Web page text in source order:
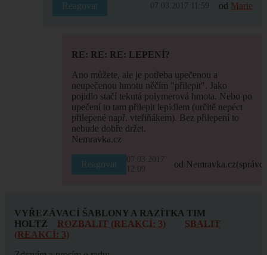
Reagovat 07.03.2017 11:59 od Marie
RE: RE: RE: LEPENÍ?
Ano můžete, ale je potřeba upečenou a
neupečenou hmotu něčím "přilepit". Jako
pojidlo stačí tekutá polymerová hmota. Nebo po
upečení to tam přilepit lepidlem (určitě nepéct
přilepené např. vteřiňákem). Bez přilepení to
nebude dobře držet.
Nemravka.cz
Reagovat
07.03.2017
12:09
od Nemravka.cz
VYŘEZÁVACÍ ŠABLONY A RAZÍTKA TIM
HOLTZ
ROZBALIT (REAKCÍ: 3)
SBALIT
(REAKCÍ: 3)